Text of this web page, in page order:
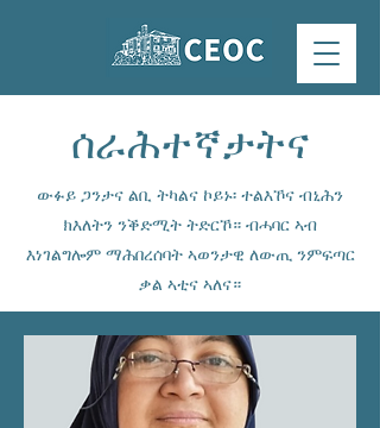
ሰራሕተኛታትና
ውፉይ ጋንታና ልቢ ትካልና ኮይኑ፡ ተልእኾና ብኒሕን
ክእለትን ንቕድሚት ትድርኾ። ብሓባር ኣብ
እነገልግሎም ማሕበረሰባት ኣወንታዊ ለውጢ ንምፍጣር
ቃል ኣቲና ኣለና።